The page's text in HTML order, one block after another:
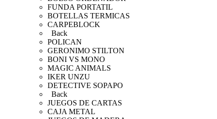
FUNDA PORTATIL
BOTELLAS TERMICAS
CARPEBLOCK
Back
POLICAN
GERONIMO STILTON
BONI VS MONO
MAGIC ANIMALS
IKER UNZU
DETECTIVE SOPAPO
Back
JUEGOS DE CARTAS
CAJA METAL